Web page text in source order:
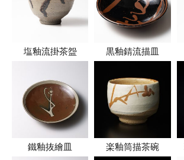
塩釉流掛茶盌 黒釉錆流描皿
鐵釉抜繪皿 楽釉筒描茶碗